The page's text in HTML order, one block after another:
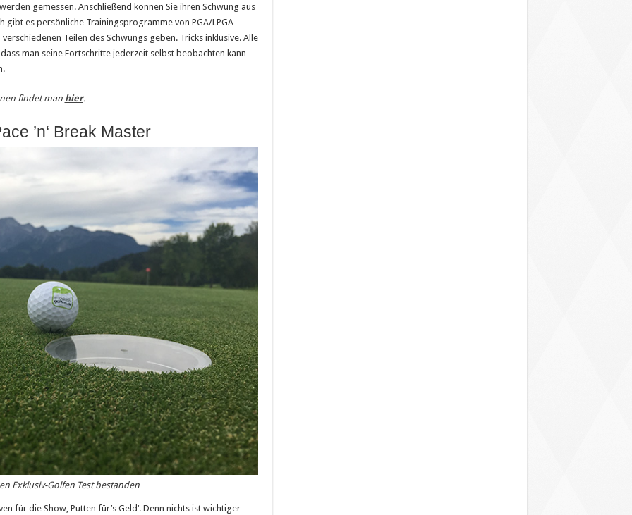
gemessen. Anschließend können Sie ihren Schwung aus
gibt es persönliche Trainingsprogramme von PGA/LPGA
Teilen des Schwungs geben. Tricks inklusive. Alle
man seine Fortschritte jederzeit selbst beobachten kann
findet man hier.
’n‘ Break Master
Exklusiv-Golfen Test bestanden
für die Show, Putten für’s Geld‘. Denn nichts ist wichtiger